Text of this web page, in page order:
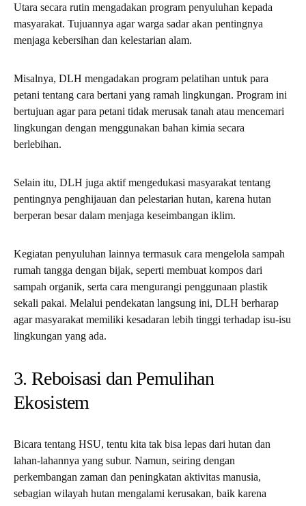
Utara secara rutin mengadakan program penyuluhan kepada
masyarakat. Tujuannya agar warga sadar akan pentingnya
menjaga kebersihan dan kelestarian alam.
Misalnya, DLH mengadakan program pelatihan untuk para
petani tentang cara bertani yang ramah lingkungan. Program ini
bertujuan agar para petani tidak merusak tanah atau mencemari
lingkungan dengan menggunakan bahan kimia secara
berlebihan.
Selain itu, DLH juga aktif mengedukasi masyarakat tentang
pentingnya penghijauan dan pelestarian hutan, karena hutan
berperan besar dalam menjaga keseimbangan iklim.
Kegiatan penyuluhan lainnya termasuk cara mengelola sampah
rumah tangga dengan bijak, seperti membuat kompos dari
sampah organik, serta cara mengurangi penggunaan plastik
sekali pakai. Melalui pendekatan langsung ini, DLH berharap
agar masyarakat memiliki kesadaran lebih tinggi terhadap isu-isu
lingkungan yang ada.
3. Reboisasi dan Pemulihan
Ekosistem
Bicara tentang HSU, tentu kita tak bisa lepas dari hutan dan
lahan-lahannya yang subur. Namun, seiring dengan
perkembangan zaman dan peningkatan aktivitas manusia,
sebagian wilayah hutan mengalami kerusakan, baik karena